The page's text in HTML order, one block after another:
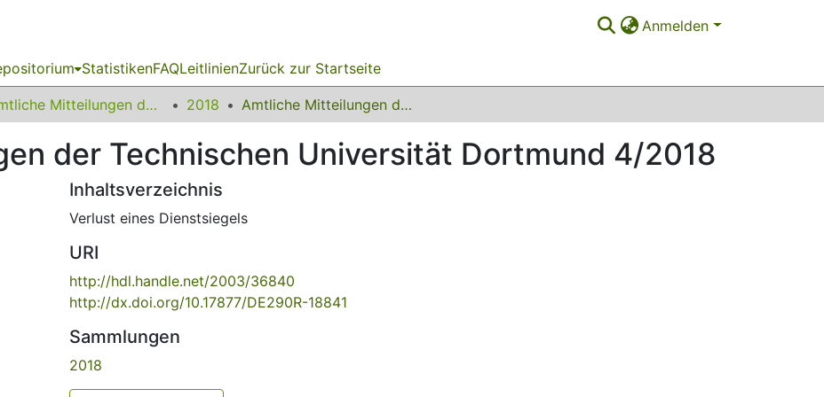
Anmelden
StatistikenFAQLeitlinienZurück zur Startseite
Amtliche Mitteilungen der Technischen Universität Dortmund 2018 Amtliche Mitteilungen der Technischen Universität Dortmund 4/2018
der Technischen Universität Dortmund 4/2018
Inhaltsverzeichnis
Verlust eines Dienstsiegels
URI
http://hdl.handle.net/2003/36840
http://dx.doi.org/10.17877/DE290R-18841
Sammlungen
2018